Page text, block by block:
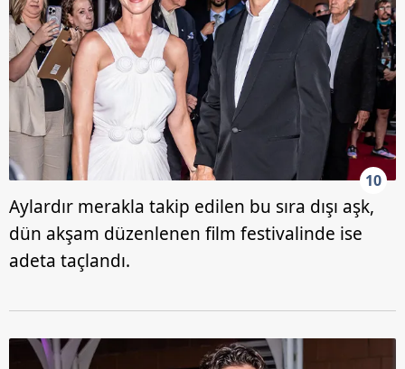
10
Aylardır merakla takip edilen bu sıra dışı aşk,
dün akşam düzenlenen film festivalinde ise
adeta taçlandı.